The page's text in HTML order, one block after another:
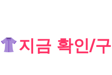
지금 확인/